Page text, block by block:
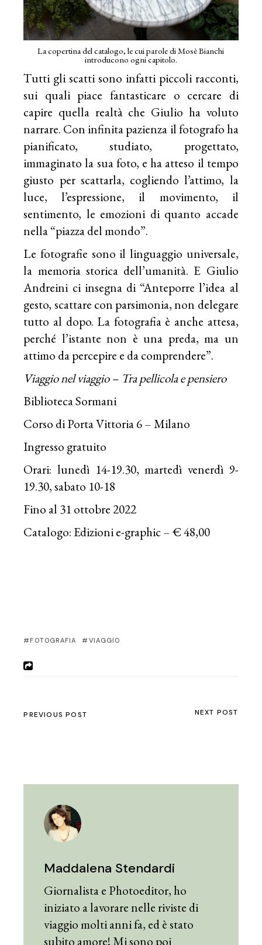
La copertina del catalogo, le cui parole di Mosè Bianchi
introducono ogni capitolo.
Tutti gli scatti sono infatti piccoli racconti,
sui quali piace fantasticare o cercare di
capire quella realtà che Giulio ha voluto
narrare. Con infinita pazienza il fotografo ha
pianificato, studiato, progettato,
immaginato la sua foto, e ha atteso il tempo
giusto per scattarla, cogliendo l’attimo, la
luce, l’espressione, il movimento, il
sentimento, le emozioni di quanto accade
nella “piazza del mondo”.
Le fotografie sono il linguaggio universale,
la memoria storica dell’umanità. E Giulio
Andreini ci insegna di “Anteporre l’idea al
gesto, scattare con parsimonia, non delegare
tutto al dopo. La fotografia è anche attesa,
perché l’istante non è una preda, ma un
attimo da percepire e da comprendere”.
Viaggio nel viaggio – Tra pellicola e pensiero
Biblioteca Sormani
Corso di Porta Vittoria 6 – Milano
Ingresso gratuito
Orari: lunedì 14-19.30, martedì venerdì 9-
19.30, sabato 10-18
Fino al 31 ottobre 2022
Catalogo: Edizioni e-graphic – € 48,00
FOTOGRAFIA VIAGGIO
PREVIOUS POST NEXT POST
Maddalena Stendardi
Giornalista e Photoeditor, ho
iniziato a lavorare nelle riviste di
viaggio molti anni fa, ed è stato
subito amore! Mi sono poi